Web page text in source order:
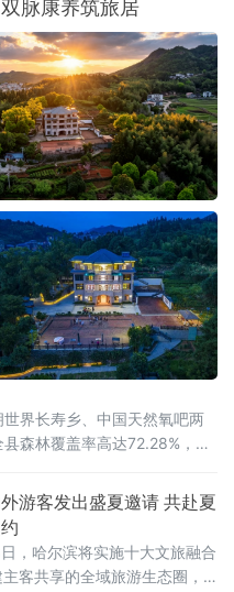
脉康养筑旅居
界长寿乡、中国天然氧吧两
森林覆盖率高达72.28%，林
游客发出盛夏邀请 共赴夏
，哈尔滨将实施十大文旅融合
客共享的全域旅游生态圈，